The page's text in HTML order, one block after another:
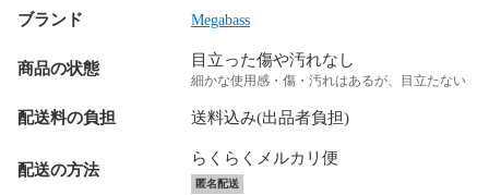
ブランド Megabass
商品の状態 目立った傷や汚れなし
細かな使用感・傷・汚れはあるが、目立たない
配送料の負担 送料込み(出品者負担)
配送の方法
らくらくメルカリ便
匿名配送